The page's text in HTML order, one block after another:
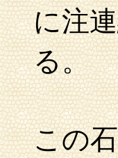
に注
る。
この